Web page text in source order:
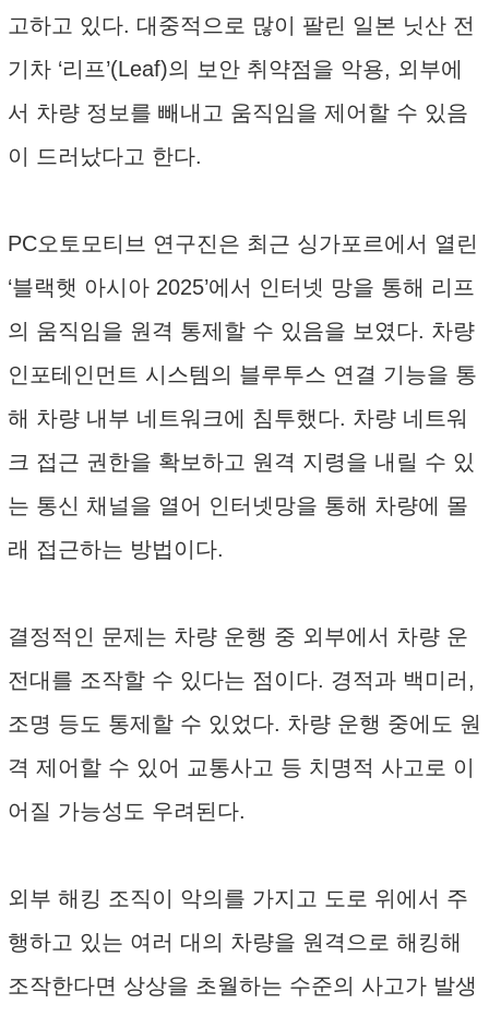
고하고 있다. 대중적으로 많이 팔린 일본 닛산 전
기차 ‘리프’(Leaf)의 보안 취약점을 악용, 외부에
서 차량 정보를 빼내고 움직임을 제어할 수 있음
이 드러났다고 한다.
PC오토모티브 연구진은 최근 싱가포르에서 열린
‘블랙햇 아시아 2025’에서 인터넷 망을 통해 리프
의 움직임을 원격 통제할 수 있음을 보였다. 차량
인포테인먼트 시스템의 블루투스 연결 기능을 통
해 차량 내부 네트워크에 침투했다. 차량 네트워
크 접근 권한을 확보하고 원격 지령을 내릴 수 있
는 통신 채널을 열어 인터넷망을 통해 차량에 몰
래 접근하는 방법이다.
결정적인 문제는 차량 운행 중 외부에서 차량 운
전대를 조작할 수 있다는 점이다. 경적과 백미러,
조명 등도 통제할 수 있었다. 차량 운행 중에도 원
격 제어할 수 있어 교통사고 등 치명적 사고로 이
어질 가능성도 우려된다.
외부 해킹 조직이 악의를 가지고 도로 위에서 주
행하고 있는 여러 대의 차량을 원격으로 해킹해
조작한다면 상상을 초월하는 수준의 사고가 발생